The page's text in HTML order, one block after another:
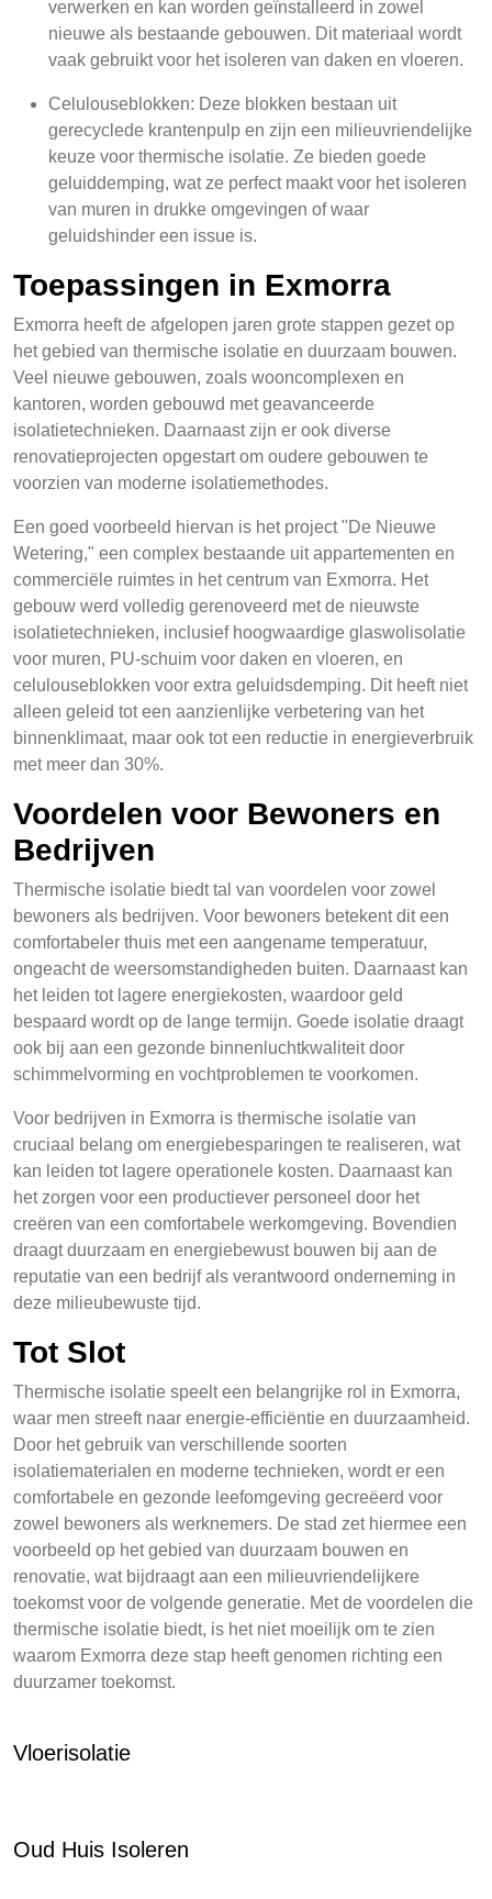
verwerken en kan worden geïnstalleerd in zowel
nieuwe als bestaande gebouwen. Dit materiaal wordt
vaak gebruikt voor het isoleren van daken en vloeren.
Celulouseblokken: Deze blokken bestaan uit
gerecyclede krantenpulp en zijn een milieuvriendelijke
keuze voor thermische isolatie. Ze bieden goede
geluiddemping, wat ze perfect maakt voor het isoleren
van muren in drukke omgevingen of waar
geluidshinder een issue is.
Toepassingen in Exmorra
Exmorra heeft de afgelopen jaren grote stappen gezet op
het gebied van thermische isolatie en duurzaam bouwen.
Veel nieuwe gebouwen, zoals wooncomplexen en
kantoren, worden gebouwd met geavanceerde
isolatietechnieken. Daarnaast zijn er ook diverse
renovatieprojecten opgestart om oudere gebouwen te
voorzien van moderne isolatiemethodes.
Een goed voorbeeld hiervan is het project "De Nieuwe
Wetering," een complex bestaande uit appartementen en
commerciële ruimtes in het centrum van Exmorra. Het
gebouw werd volledig gerenoveerd met de nieuwste
isolatietechnieken, inclusief hoogwaardige glaswolisolatie
voor muren, PU-schuim voor daken en vloeren, en
celulouseblokken voor extra geluidsdemping. Dit heeft niet
alleen geleid tot een aanzienlijke verbetering van het
binnenklimaat, maar ook tot een reductie in energieverbruik
met meer dan 30%.
Voordelen voor Bewoners en
Bedrijven
Thermische isolatie biedt tal van voordelen voor zowel
bewoners als bedrijven. Voor bewoners betekent dit een
comfortabeler thuis met een aangename temperatuur,
ongeacht de weersomstandigheden buiten. Daarnaast kan
het leiden tot lagere energiekosten, waardoor geld
bespaard wordt op de lange termijn. Goede isolatie draagt
ook bij aan een gezonde binnenluchtkwaliteit door
schimmelvorming en vochtproblemen te voorkomen.
Voor bedrijven in Exmorra is thermische isolatie van
cruciaal belang om energiebesparingen te realiseren, wat
kan leiden tot lagere operationele kosten. Daarnaast kan
het zorgen voor een productiever personeel door het
creëren van een comfortabele werkomgeving. Bovendien
draagt duurzaam en energiebewust bouwen bij aan de
reputatie van een bedrijf als verantwoord onderneming in
deze milieubewuste tijd.
Tot Slot
Thermische isolatie speelt een belangrijke rol in Exmorra,
waar men streeft naar energie-efficiëntie en duurzaamheid.
Door het gebruik van verschillende soorten
isolatiematerialen en moderne technieken, wordt er een
comfortabele en gezonde leefomgeving gecreëerd voor
zowel bewoners als werknemers. De stad zet hiermee een
voorbeeld op het gebied van duurzaam bouwen en
renovatie, wat bijdraagt aan een milieuvriendelijkere
toekomst voor de volgende generatie. Met de voordelen die
thermische isolatie biedt, is het niet moeilijk om te zien
waarom Exmorra deze stap heeft genomen richting een
duurzamer toekomst.
Vloerisolatie
Oud Huis Isoleren